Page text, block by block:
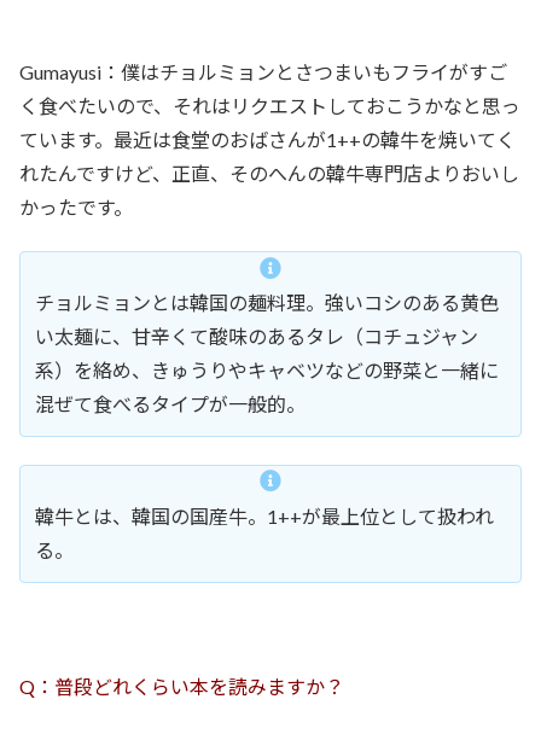
Gumayusi：僕はチョルミョンとさつまいもフライがすご
く食べたいので、それはリクエストしておこうかなと思っ
ています。最近は食堂のおばさんが1++の韓牛を焼いてく
れたんですけど、正直、そのへんの韓牛専門店よりおいし
かったです。
チョルミョンとは韓国の麺料理。強いコシのある黄色
い太麺に、甘辛くて酸味のあるタレ（コチュジャン
系）を絡め、きゅうりやキャベツなどの野菜と一緒に
混ぜて食べるタイプが一般的。
韓牛とは、韓国の国産牛。1++が最上位として扱われ
る。
Q：普段どれくらい本を読みますか？